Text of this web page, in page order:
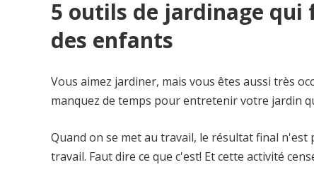
5 outils de jardinage qui
des enfants
Vous aimez jardiner, mais vous êtes aussi très
manquez de temps pour entretenir votre jardin
Quand on se met au travail, le résultat final
travail. Faut dire ce que c'est! Et cette activité